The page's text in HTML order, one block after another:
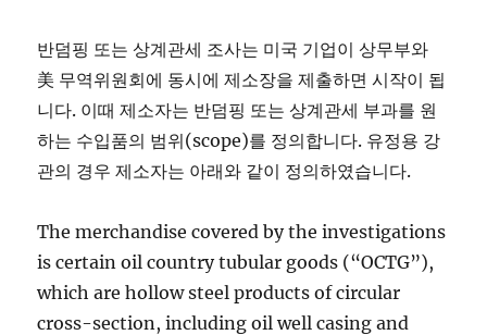
반덤핑 또는 상계관세 조사는 미국 기업이 상무부와
美 무역위원회에 동시에 제소장을 제출하면 시작이 됩
니다. 이때 제소자는 반덤핑 또는 상계관세 부과를 원
하는 수입품의 범위(scope)를 정의합니다. 유정용 강
관의 경우 제소자는 아래와 같이 정의하였습니다.
The merchandise covered by the investigations
is certain oil country tubular goods (“OCTG”),
which are hollow steel products of circular
cross-section, including oil well casing and